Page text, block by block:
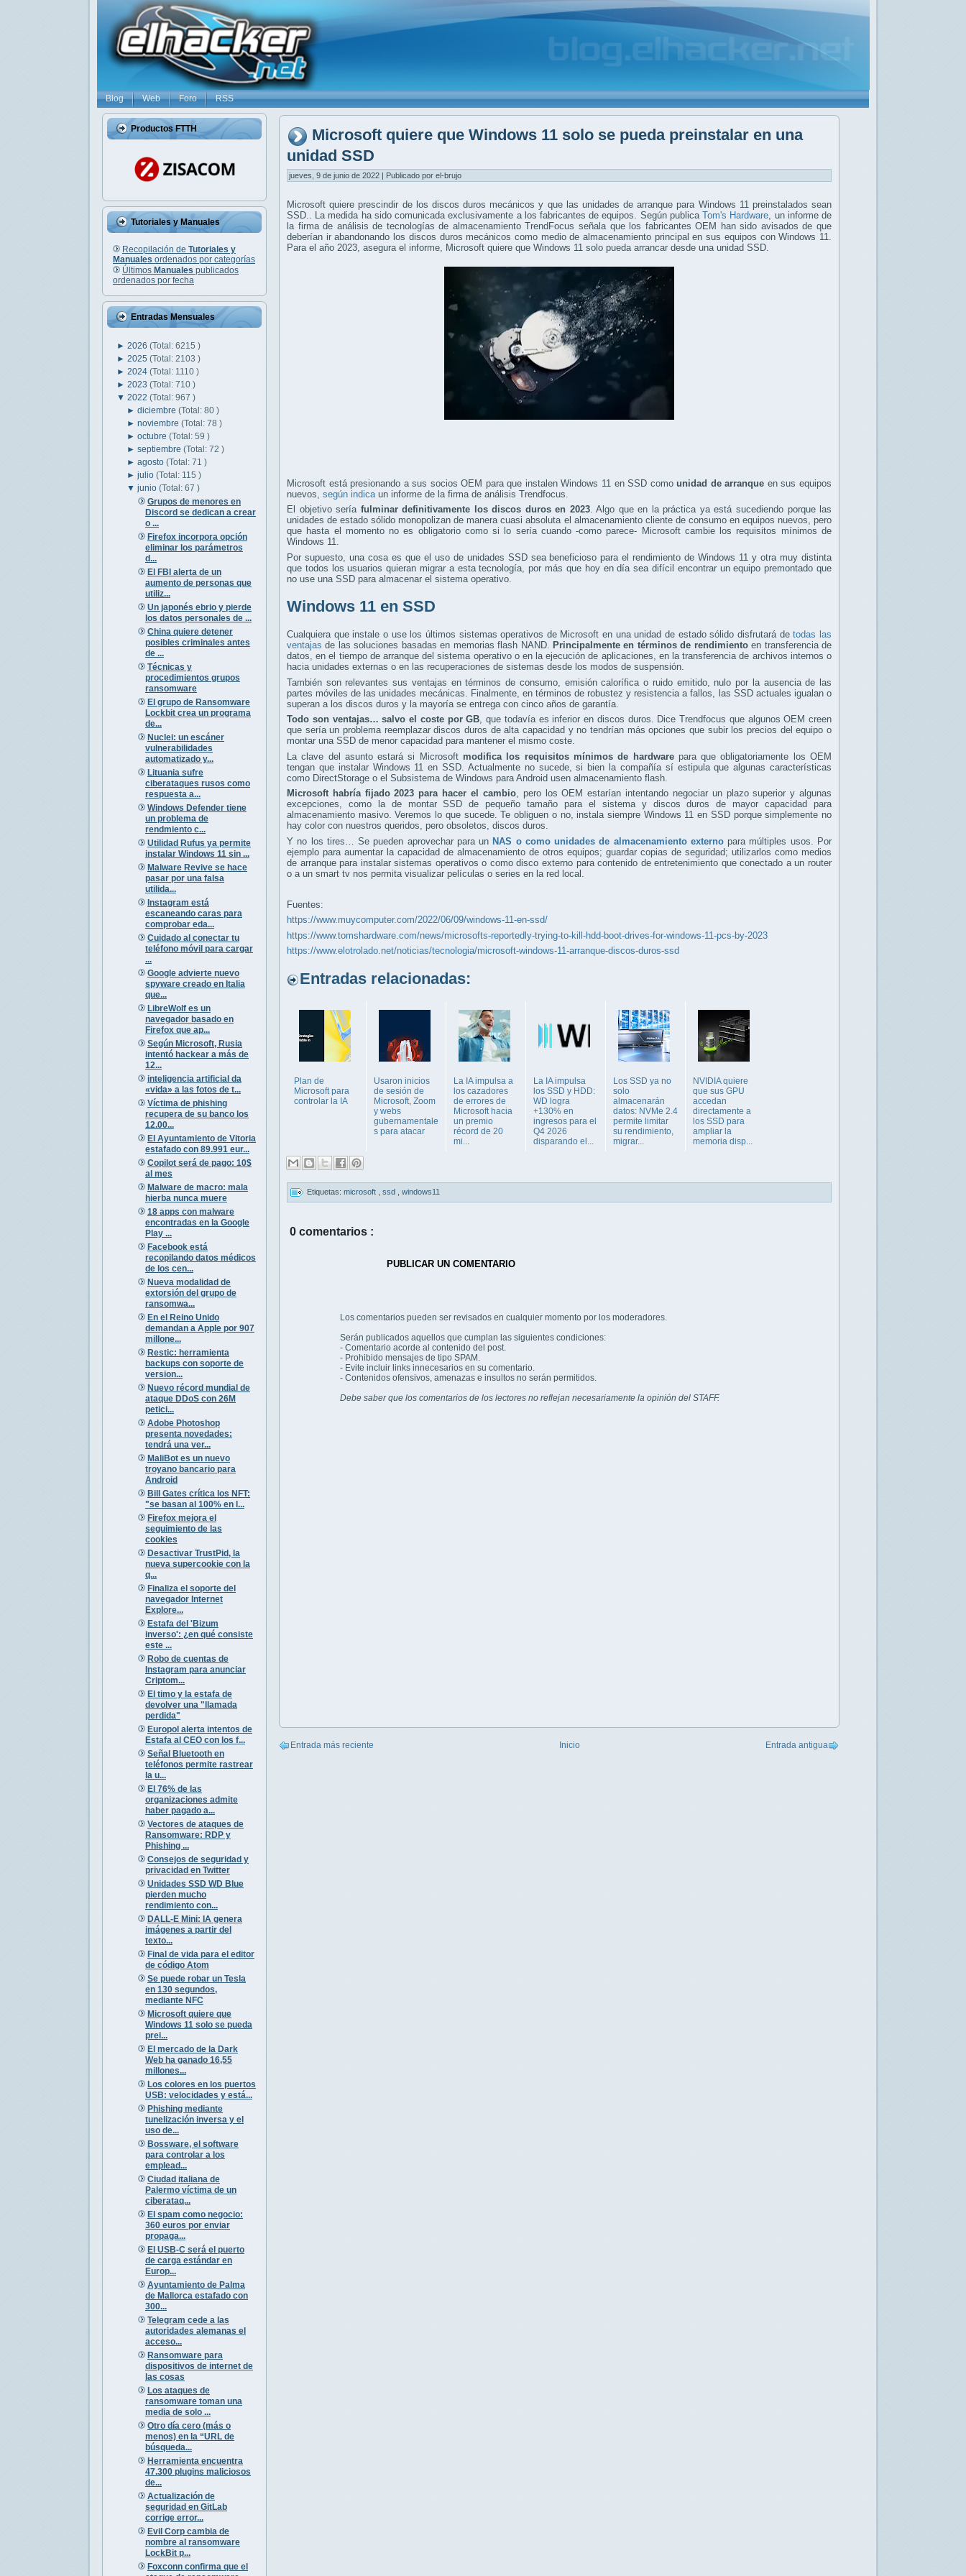
Blog Web Foro RSS
Productos FTTH
Tutoriales y Manuales
Recopilación de Tutoriales y
Manuales ordenados por categorías
Últimos Manuales publicados
ordenados por fecha
Entradas Mensuales
► 2026 (Total: 6215 )
► 2025 (Total: 2103 )
► 2024 (Total: 1110 )
► 2023 (Total: 710 )
▼ 2022 (Total: 967 )
►diciembre(Total: 80 )
►noviembre(Total: 78 )
►octubre(Total: 59 )
►septiembre(Total: 72 )
►agosto(Total: 71 )
►julio(Total: 115 )
▼junio(Total: 67 )
Grupos de menores en
Discord se dedican a crear
o ...
Firefox incorpora opción
eliminar los parámetros
d...
El FBI alerta de un
aumento de personas que
utiliz...
Un japonés ebrio y pierde
los datos personales de ...
China quiere detener
posibles criminales antes
de ...
Técnicas y
procedimientos grupos
ransomware
El grupo de Ransomware
Lockbit crea un programa
de...
Nuclei: un escáner
vulnerabilidades
automatizado y...
Lituania sufre
ciberataques rusos como
respuesta a...
Windows Defender tiene
un problema de
rendmiento c...
Utilidad Rufus ya permite
instalar Windows 11 sin ...
Malware Revive se hace
pasar por una falsa
utilida...
Instagram está
escaneando caras para
comprobar eda...
Cuidado al conectar tu
teléfono móvil para cargar
...
Google advierte nuevo
spyware creado en Italia
que...
LibreWolf es un
navegador basado en
Firefox que ap...
Según Microsoft, Rusia
intentó hackear a más de
12...
inteligencia artificial da
«vida» a las fotos de t...
Víctima de phishing
recupera de su banco los
12.00...
El Ayuntamiento de Vitoria
estafado con 89.991 eur...
Copilot será de pago: 10$
al mes
Malware de macro: mala
hierba nunca muere
18 apps con malware
encontradas en la Google
Play ...
Facebook está
recopilando datos médicos
de los cen...
Nueva modalidad de
extorsión del grupo de
ransomwa...
En el Reino Unido
demandan a Apple por 907
millone...
Restic: herramienta
backups con soporte de
version...
Nuevo récord mundial de
ataque DDoS con 26M
petici...
Adobe Photoshop
presenta novedades:
tendrá una ver...
MaliBot es un nuevo
troyano bancario para
Android
Bill Gates crítica los NFT:
"se basan al 100% en l...
Firefox mejora el
seguimiento de las
cookies
Desactivar TrustPid, la
nueva supercookie con la
q...
Finaliza el soporte del
navegador Internet
Explore...
Estafa del 'Bizum
inverso': ¿en qué consiste
este ...
Robo de cuentas de
Instagram para anunciar
Criptom...
El timo y la estafa de
devolver una "llamada
perdida"
Europol alerta intentos de
Estafa al CEO con los f...
Señal Bluetooth en
teléfonos permite rastrear
la u...
El 76% de las
organizaciones admite
haber pagado a...
Vectores de ataques de
Ransomware: RDP y
Phishing ...
Consejos de seguridad y
privacidad en Twitter
Unidades SSD WD Blue
pierden mucho
rendimiento con...
DALL-E Mini: IA genera
imágenes a partir del
texto...
Final de vida para el editor
de código Atom
Se puede robar un Tesla
en 130 segundos,
mediante NFC
Microsoft quiere que
Windows 11 solo se pueda
prei...
El mercado de la Dark
Web ha ganado 16,55
millones...
Los colores en los puertos
USB: velocidades y está...
Phishing mediante
tunelización inversa y el
uso de...
Bossware, el software
para controlar a los
emplead...
Ciudad italiana de
Palermo víctima de un
ciberataq...
El spam como negocio:
360 euros por enviar
propaga...
El USB-C será el puerto
de carga estándar en
Europ...
Ayuntamiento de Palma
de Mallorca estafado con
300...
Telegram cede a las
autoridades alemanas el
acceso...
Ransomware para
dispositivos de internet de
las cosas
Los ataques de
ransomware toman una
media de solo ...
Otro día cero (más o
menos) en la “URL de
búsqueda...
Herramienta encuentra
47.300 plugins maliciosos
de...
Actualización de
seguridad en GitLab
corrige error...
Evil Corp cambia de
nombre al ransomware
LockBit p...
Foxconn confirma que el
Microsoft quiere que Windows 11 solo se pueda preinstalar en una
unidad SSD
jueves, 9 de junio de 2022 | Publicado por el-brujo
Microsoft quiere prescindir de los discos duros mecánicos y que las unidades de arranque para Windows 11 preinstalados sean
SSD.. La medida ha sido comunicada exclusivamente a los fabricantes de equipos. Según publicaTom's Hardware , un informe de
la firma de análisis de tecnologías de almacenamiento TrendFocus señala que los fabricantes OEM han sido avisados de que
deberían ir abandonando los discos duros mecánicos como medio de almacenamiento principal en sus equipos con Windows 11.
Para el año 2023, asegura el informe, Microsoft quiere que Windows 11 solo pueda arrancar desde una unidad SSD.
Microsoft está presionando a sus socios OEM para que instalen Windows 11 en SSD comounidad de arranque en sus equipos
nuevos, según indica un informe de la firma de análisis Trendfocus.
El objetivo sería fulminar definitivamente los discos duros en 2023. Algo que en la práctica ya está sucediendo porque las
unidades de estado sólido monopolizan de manera cuasi absoluta el almacenamiento cliente de consumo en equipos nuevos, pero
que hasta el momento no es obligatorio como si lo sería cuando -como parece- Microsoft cambie los requisitos mínimos de
Windows 11.
Por supuesto, una cosa es que el uso de unidades SSD sea beneficioso para el rendimiento de Windows 11 y otra muy distinta
que todos los usuarios quieran migrar a esta tecnología, por más que hoy en día sea difícil encontrar un equipo premontado que
no use una SSD para almacenar el sistema operativo.
Windows 11 en SSD
Cualquiera que instale o use los últimos sistemas operativos de Microsoft en una unidad de estado sólido disfrutará detodas las
ventajas de las soluciones basadas en memorias flash NAND. Principalmente en términos de rendimientoen transferencia de
datos, en el tiempo de arranque del sistema operativo o en la ejecución de aplicaciones, en la transferencia de archivos internos o
hacia unidades externas o en las recuperaciones de sistemas desde los modos de suspensión.
También son relevantes sus ventajas en términos de consumo, emisión calorífica o ruido emitido, nulo por la ausencia de las
partes móviles de las unidades mecánicas. Finalmente, en términos de robustez y resistencia a fallos, las SSD actuales igualan o
superan a los discos duros y la mayoría se entrega con cinco años de garantía.
Todo son ventajas… salvo el coste por GB, que todavía es inferior en discos duros. Dice Trendfocus que algunos OEM creen
que sería un problema reemplazar discos duros de alta capacidad y no tendrían más opciones que subir los precios del equipo o
montar una SSD de menor capacidad para mantener el mismo coste.
La clave del asunto estará si Microsoft modifica los requisitos mínimos de hardwarepara que obligatoriamente los OEM
tengan que instalar Windows 11 en SSD. Actualmente no sucede, si bien la compañía sí estipula que algunas características
como DirectStorage o el Subsistema de Windows para Android usen almacenamiento flash.
Microsoft habría fijado 2023 para hacer el cambio, pero los OEM estarían intentando negociar un plazo superior y algunas
excepciones, como la de montar SSD de pequeño tamaño para el sistema y discos duros de mayor capacidad para
almacenamiento masivo. Veremos lo que sucede. Te obliguen o no, instala siempre Windows 11 en SSD porque simplemente no
hay color con nuestros queridos, pero obsoletos, discos duros.
Y no los tires… Se pueden aprovechar para un NAS o como unidades de almacenamiento externopara múltiples usos. Por
ejemplo para aumentar la capacidad de almacenamiento de otros equipos; guardar copias de seguridad; utilizarlos como medios
de arranque para instalar sistemas operativos o como disco externo para contenido de entretenimiento que conectado a un router
o a un smart tv nos permita visualizar películas o series en la red local.
Fuentes:
https://www.muycomputer.com/2022/06/09/windows-11-en-ssd/
https://www.tomshardware.com/news/microsofts-reportedly-trying-to-kill-hdd-boot-drives-for-windows-11-pcs-by-2023
https://www.elotrolado.net/noticias/tecnologia/microsoft-windows-11-arranque-discos-duros-ssd
Entradas relacionadas:
Plan de
Microsoft para
controlar la IA
Usaron inicios
de sesión de
Microsoft, Zoom
y webs
gubernamentale
s para atacar
La IA impulsa a
los cazadores
de errores de
Microsoft hacia
un premio
récord de 20
mi...
La IA impulsa
los SSD y HDD:
WD logra
+130% en
ingresos para el
Q4 2026
disparando el...
Los SSD ya no
solo
almacenarán
datos: NVMe 2.4
permite limitar
su rendimiento,
migrar...
NVIDIA quiere
que sus GPU
accedan
directamente a
los SSD para
ampliar la
memoria disp...
Etiquetas: microsoft ssd windows11
0 comentarios :
PUBLICAR UN COMENTARIO
Los comentarios pueden ser revisados en cualquier momento por los moderadores.
Serán publicados aquellos que cumplan las siguientes condiciones:
- Comentario acorde al contenido del post.
- Prohibido mensajes de tipo SPAM.
- Evite incluir links innecesarios en su comentario.
- Contenidos ofensivos, amenazas e insultos no serán permitidos.
Debe saber que los comentarios de los lectores no reflejan necesariamente la opinión del STAFF.
Entrada más reciente Entrada antigua
Inicio